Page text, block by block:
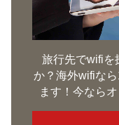
旅行先でwifiを
か？海外wifiな
ます！今なら